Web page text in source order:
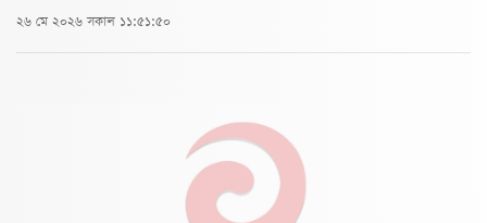
২৬ মে ২০২৬ সকাল ১১:৫১:৫০